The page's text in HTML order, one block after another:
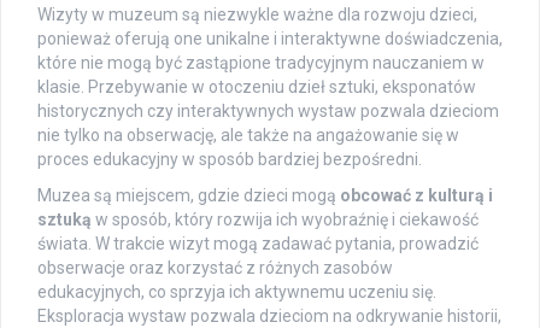
Wizyty w muzeum są niezwykle ważne dla rozwoju dzieci,
ponieważ oferują one unikalne i interaktywne doświadczenia,
które nie mogą być zastąpione tradycyjnym nauczaniem w
klasie. Przebywanie w otoczeniu dzieł sztuki, eksponatów
historycznych czy interaktywnych wystaw pozwala dzieciom
nie tylko na obserwację, ale także na angażowanie się w
proces edukacyjny w sposób bardziej bezpośredni.
Muzea są miejscem, gdzie dzieci mogą obcować z kulturą i
sztuką w sposób, który rozwija ich wyobraźnię i ciekawość
świata. W trakcie wizyt mogą zadawać pytania, prowadzić
obserwacje oraz korzystać z różnych zasobów
edukacyjnych, co sprzyja ich aktywnemu uczeniu się.
Eksploracja wystaw pozwala dzieciom na odkrywanie historii,